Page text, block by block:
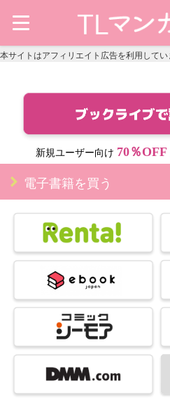
本サイトはアフィリエイト広告を利用してい
新規ユーザー向け 70％OFF
電子書籍を買う